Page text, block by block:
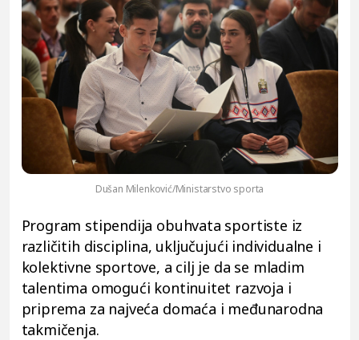
Dušan Milenković/Ministarstvo sporta
Program stipendija obuhvata sportiste iz
različitih disciplina, uključujući individualne i
kolektivne sportove, a cilj je da se mladim
talentima omogući kontinuitet razvoja i
priprema za najveća domaća i međunarodna
takmičenja.